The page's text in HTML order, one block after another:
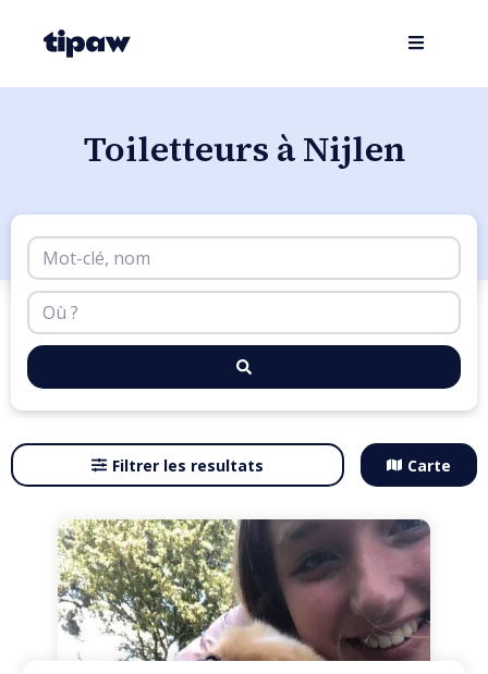
Toiletteurs à Nijlen
Filtrer les resultats Carte